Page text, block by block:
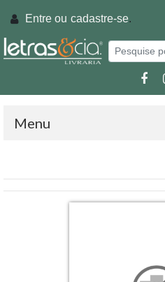
Entre ou cadastre-se.
Menu